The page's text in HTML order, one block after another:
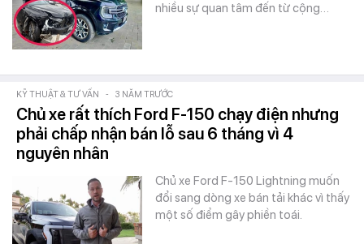
nhiều sự quan tâm đến từ cộng…
KỸ THUẬT & TƯ VẤN - 3 NĂM TRƯỚC
Chủ xe rất thích Ford F-150 chạy điện nhưng
phải chấp nhận bán lỗ sau 6 tháng vì 4
nguyên nhân
Chủ xe Ford F-150 Lightning muốn
đổi sang dòng xe bán tải khác vì thấy
một số điểm gây phiền toái.